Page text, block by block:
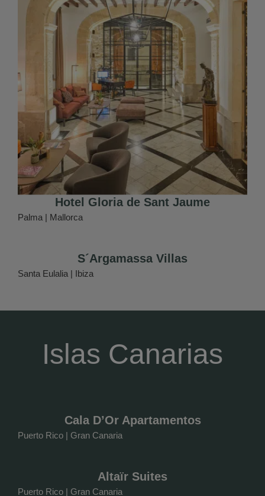
Hotel Gloria de Sant Jaume
Palma | Mallorca
S´Argamassa Villas
Santa Eulalia | Ibiza
Islas Canarias
Cala D’Or Apartamentos
Puerto Rico | Gran Canaria
Altaïr Suites
Puerto Rico | Gran Canaria